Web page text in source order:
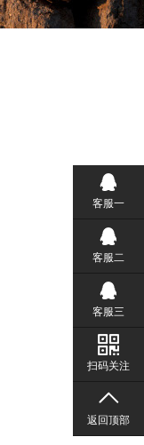
客服一
客服二
客服三
扫码关注
返回顶部